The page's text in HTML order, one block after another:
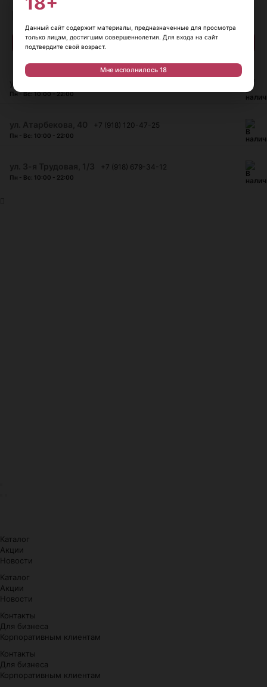
Пн - Вс: 10:00 - 22:00
​ул. Атарбекова, 40 +7 (918) 120-47-25
Пн - Вс: 10:00 - 22:00
+7 (918) 679-34-12
Пн - Вс: 10:00 - 22:00
Каталог
Акции
Новости
Каталог
Акции
Новости
Контакты
Для бизнеса
Корпоративным клиентам
Контакты
Для бизнеса
Корпоративным клиентам
Данный сайт содержит материалы, предназначенные для просмотра
только лицам, достигшим совершеннолетия. Для входа на сайт
подтвердите свой возраст.
Мне исполнилось 18